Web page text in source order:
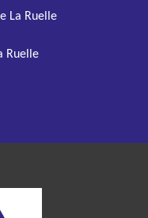
La Ruelle
Ruelle